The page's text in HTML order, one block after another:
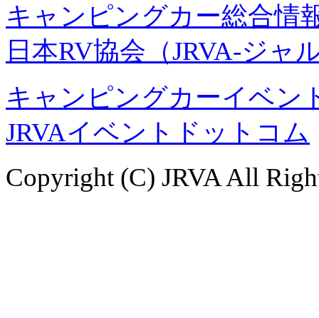
キャンピングカー総合情
日本RV協会（JRVA-ジャ
キャンピングカーイベン
JRVAイベントドットコム
Copyright (C) JRVA All